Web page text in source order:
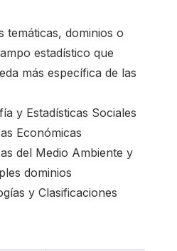
temáticas, dominios o
estadístico que
más específica de las
y Estadísticas Sociales
Económicas
del Medio Ambiente y
dominios
y Clasificaciones